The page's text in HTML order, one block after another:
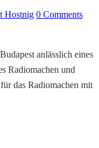
Hostnig 0 Comments
anlässlich eines
Radiomachen und
das Radiomachen mit